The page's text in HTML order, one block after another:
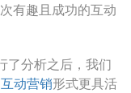
有趣且成功的互动
了分析之后，我们
互动营销形式更具活